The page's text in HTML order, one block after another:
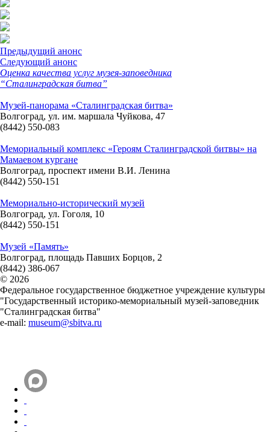
Предыдущий анонс
Следующий анонс
Оценка качества услуг музея-заповедника
“Сталинградская битва”
Музей-панорама «Сталинградская битва»
Волгоград, ул. им. маршала Чуйкова, 47
(8442) 550-083
Мемориальный комплекс «Героям Сталинградской битвы» на
Мамаевом кургане
Волгоград, проспект имени В.И. Ленина
(8442) 550-151
Мемориально-исторический музей
Волгоград, ул. Гоголя, 10
(8442) 550-151
Музей «Память»
Волгоград, площадь Павших Борцов, 2
(8442) 386-067
© 2026
Федеральное государственное бюджетное учреждение культуры
"Государственный историко-мемориальный музей-заповедник
"Сталинградская битва"
e-mail: museum@sbitva.ru